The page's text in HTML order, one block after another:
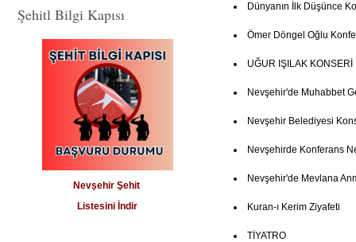
Şehitl Bilgi Kapısı
Nevşehir Şehit
Listesini İndir
Dünyanın İlk Düşünce
Ömer Döngel Oğlu
UĞUR IŞILAK KONSERİ
Nevşehir'de Muhabbet
Nevşehir Belediyesi
Nevşehirde Konferans
Nevşehir'de Mevlana
Kuran-ı Kerim Ziyafeti
TİYATRO